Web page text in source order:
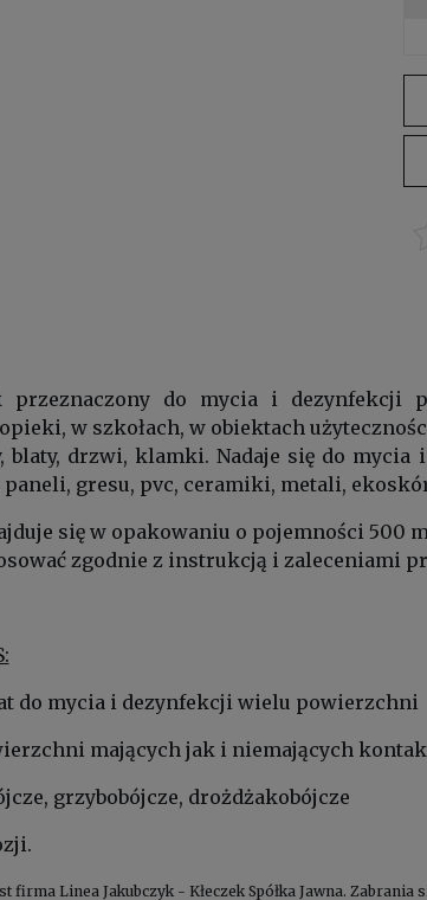
przeznaczony do mycia i dezynfekcji
w szkołach, w obiektach
blaty, drzwi, klamki. Nadaje się do
gresu, pvc, ceramiki, metali,
się w opakowaniu o pojemności 500
zgodnie z instrukcją i zaleceniami
do mycia i dezynfekcji wielu powierzchni
mających jak i niemających
grzybobójcze, drożdżakobójcze
firma Linea Jakubczyk - Kłeczek Spółka Jawna.